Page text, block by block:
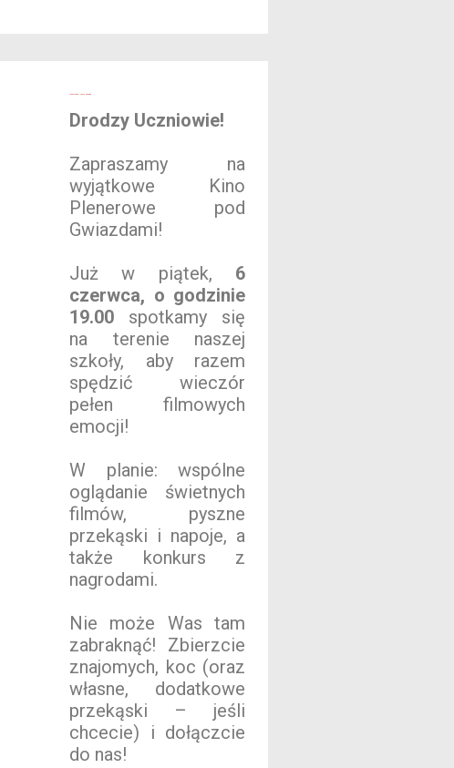
Drodzy Uczniowie!
Zapraszamy na
wyjątkowe Kino
Plenerowe pod
Gwiazdami!
Już w piątek, 6
czerwca, o godzinie
19.00 spotkamy się
na terenie naszej
szkoły, aby razem
spędzić wieczór
pełen filmowych
emocji!
W planie: wspólne
oglądanie świetnych
filmów, pyszne
przekąski i napoje, a
także konkurs z
nagrodami.
Nie może Was tam
zabraknąć! Zbierzcie
znajomych, koc (oraz
własne, dodatkowe
przekąski – jeśli
chcecie) i dołączcie
do nas!